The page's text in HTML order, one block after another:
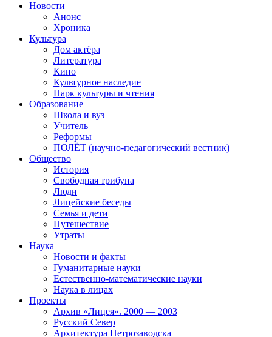
Новости
Анонс
Хроника
Культура
Дом актёра
Литература
Кино
Культурное наследие
Парк культуры и чтения
Образование
Школа и вуз
Учитель
Реформы
ПОЛЁТ (научно-педагогический вестник)
Общество
История
Свободная трибуна
Люди
Лицейские беседы
Семья и дети
Путешествие
Утраты
Наука
Новости и факты
Гуманитарные науки
Естественно-математические науки
Наука в лицах
Проекты
Архив «Лицея». 2000 — 2003
Русский Север
Архитектура Петрозаводска